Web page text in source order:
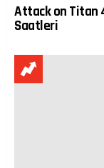
Attack on Titan
Saatleri